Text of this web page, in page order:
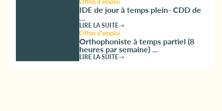
IDE de jour à temps plein- CDD de
...
LIRE LA SUITE
Offres d'emploi
Orthophoniste à temps partiel (8
heures par semaine) ...
LIRE LA SUITE